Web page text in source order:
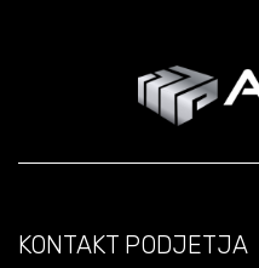
KONTAKT PODJETJA